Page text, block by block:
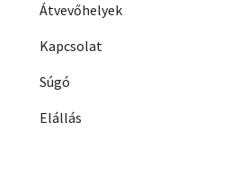
Átvevőhelyek
Kapcsolat
Súgó
Elállás